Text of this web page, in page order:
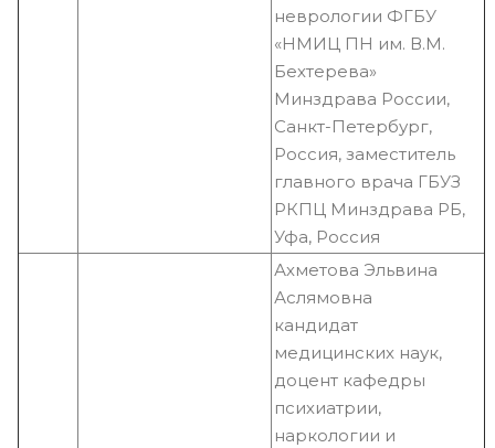
неврологии ФГБУ
«НМИЦ ПН им. В.М.
Бехтерева»
Минздрава России,
Санкт-Петербург,
Россия, заместитель
главного врача ГБУЗ
РКПЦ Минздрава РБ,
Уфа, Россия
Ахметова Эльвина
Аслямовна
кандидат
медицинских наук,
доцент кафедры
психиатрии,
наркологии и